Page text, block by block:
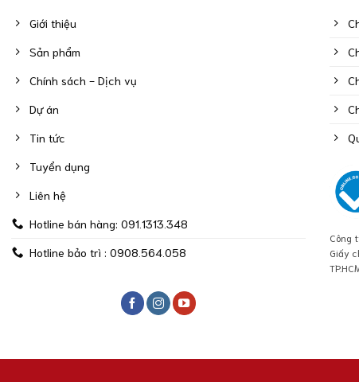
Giới thiệu
Sản phẩm
Chính sách - Dịch vụ
Dự án
Tin tức
Tuyển dụng
Liên hệ
Hotline bán hàng: 091.1313.348
Hotline bảo trì : 0908.564.058
Công
Giấy